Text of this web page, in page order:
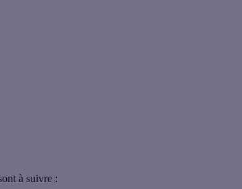
à suivre :